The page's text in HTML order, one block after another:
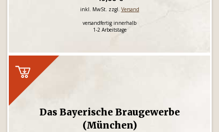
inkl. MwSt. zzgl. Versand
versandfertig innerhalb
1-2 Arbeitstage
Das Bayerische Braugewerbe
(München)